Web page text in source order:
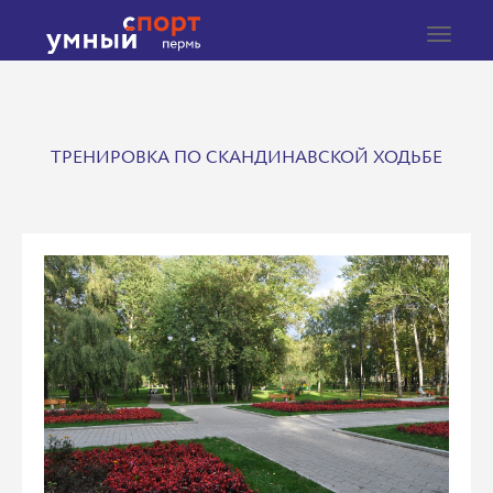
Toggle
ТРЕНИРОВКА ПО СКАНДИНАВСКОЙ ХОДЬБЕ